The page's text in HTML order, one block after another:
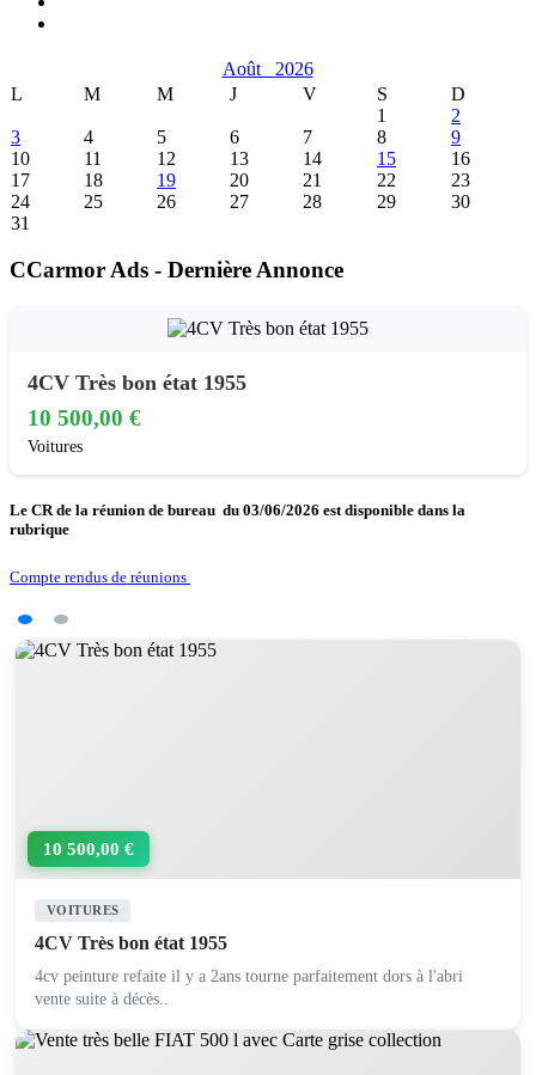
Août 2026
L
M M J V S
D
1
2
3
4 5 6 7 8
9
10
11 12 13 14 15
16
17
18 19 20 21 22
23
24
25 26 27 28 29
30
31
CCarmor Ads - Dernière Annonce
4CV Très bon état 1955
10 500,00 €
Voitures
Le CR de la réunion de bureau du 03/06/2026 est disponible dans la
rubrique
Compte rendus de réunions
10 500,00 €
VOITURES
4CV Très bon état 1955
4cv peinture refaite il y a 2ans tourne parfaitement dors à l'abri
vente suite à décès..